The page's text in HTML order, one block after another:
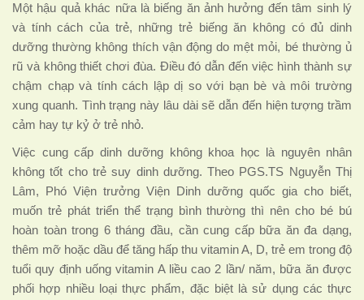
Một hậu quả khác nữa là biếng ăn ảnh hưởng đến tâm sinh lý
và tính cách của trẻ, những trẻ biếng ăn không có đủ dinh
dưỡng thường không thích vận động do mệt mỏi, bé thường ủ
rũ và không thiết chơi đùa. Điều đó dẫn đến việc hình thành sự
chậm chạp và tính cách lập dị so với bạn bè và môi trường
xung quanh. Tình trạng này lâu dài sẽ dẫn đến hiện tượng trầm
cảm hay tự kỷ ở trẻ nhỏ.
Việc cung cấp dinh dưỡng không khoa học là nguyên nhân
không tốt cho trẻ suy dinh dưỡng. Theo PGS.TS Nguyễn Thị
Lâm, Phó Viện trưởng Viện Dinh dưỡng quốc gia cho biết,
muốn trẻ phát triển thể trạng bình thường thì nên cho bé bú
hoàn toàn trong 6 tháng đầu, cần cung cấp bữa ăn đa dạng,
thêm mỡ hoặc dầu để tăng hấp thu vitamin A, D, trẻ em trong độ
tuổi quy định uống vitamin A liều cao 2 lần/ năm, bữa ăn được
phối hợp nhiều loại thực phẩm, đặc biệt là sử dụng các thực